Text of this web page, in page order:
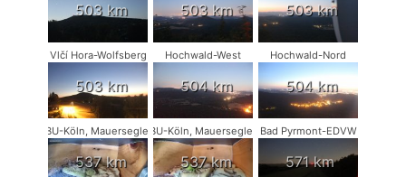
503 km 503 km 503 km
Vlčí Hora-Wolfsberg
503 km
Hochwald-West
504 km
Hochwald-Nord
504 km
NABU-Köln, Mauersegler #1
537 km
NABU-Köln, Mauersegler #2
537 km
Bad Pyrmont-EDVW
571 km